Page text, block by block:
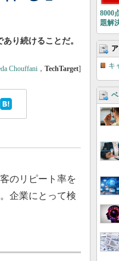
り続けることだ。
Chouffani ， TechTarget]
のリピート率を
企業にとって検
8000
題解
キ